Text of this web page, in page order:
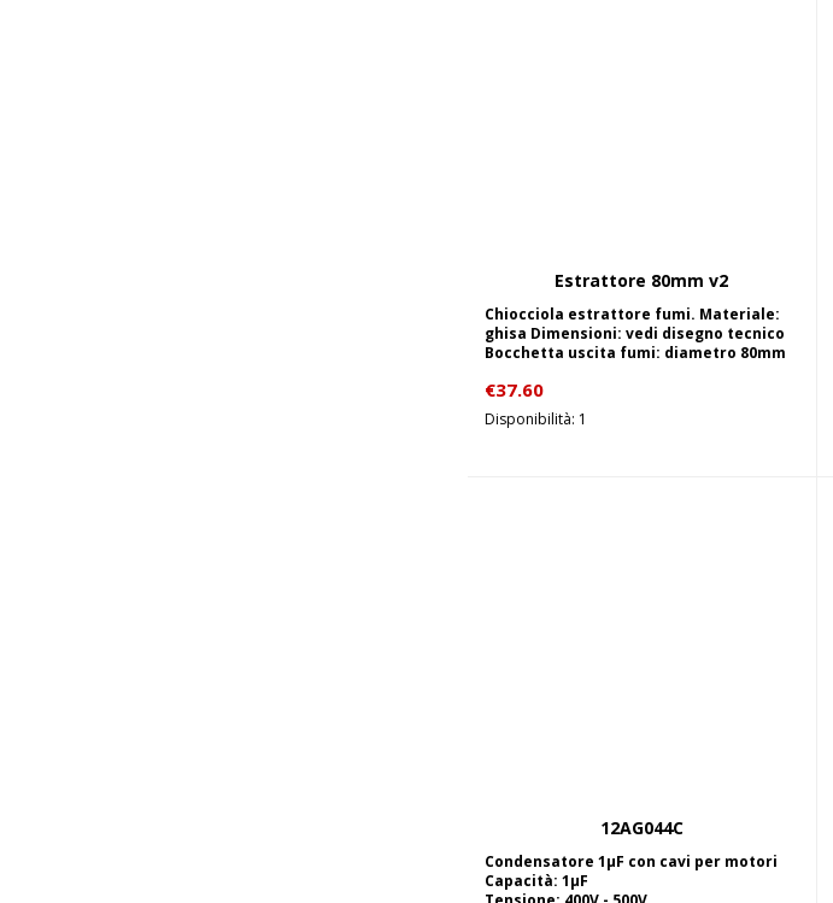
Aggiungi al carrello
Estrattore 80mm v2
Chiocciola estrattore fumi. Materiale:
ghisa Dimensioni: vedi disegno tecnico
Bocchetta uscita fumi: diametro 80mm
€37.60
Disponibilità: 1
Aggiungi al carrello
12AG044C
Condensatore 1µF con cavi per motori
Capacità: 1µF